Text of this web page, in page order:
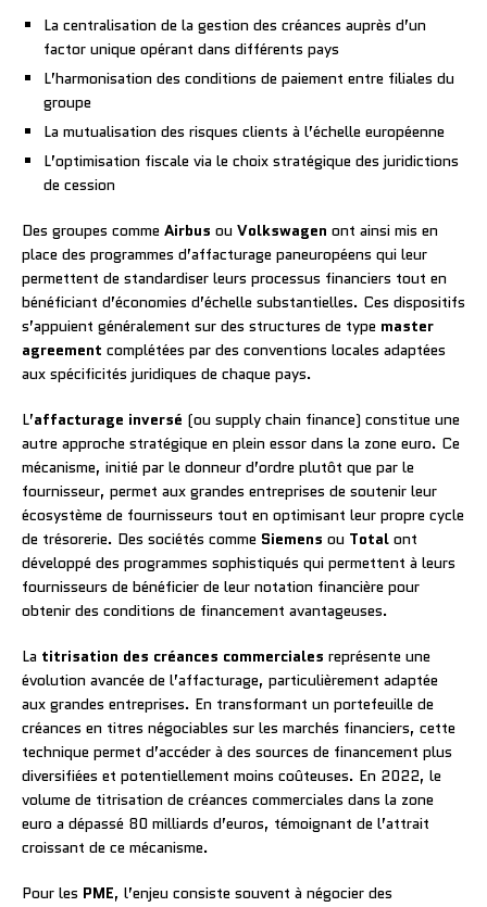
La centralisation de la gestion des créances auprès d’un
factor unique opérant dans différents pays
L’harmonisation des conditions de paiement entre filiales du
groupe
La mutualisation des risques clients à l’échelle européenne
L’optimisation fiscale via le choix stratégique des juridictions
de cession
Des groupes comme Airbus ou Volkswagen ont ainsi mis en
place des programmes d’affacturage paneuropéens qui leur
permettent de standardiser leurs processus financiers tout en
bénéficiant d’économies d’échelle substantielles. Ces dispositifs
s’appuient généralement sur des structures de type master
agreement complétées par des conventions locales adaptées
aux spécificités juridiques de chaque pays.
L’affacturage inversé (ou supply chain finance) constitue une
autre approche stratégique en plein essor dans la zone euro. Ce
mécanisme, initié par le donneur d’ordre plutôt que par le
fournisseur, permet aux grandes entreprises de soutenir leur
écosystème de fournisseurs tout en optimisant leur propre cycle
de trésorerie. Des sociétés comme Siemens ou Total ont
développé des programmes sophistiqués qui permettent à leurs
fournisseurs de bénéficier de leur notation financière pour
obtenir des conditions de financement avantageuses.
La titrisation des créances commerciales représente une
évolution avancée de l’affacturage, particulièrement adaptée
aux grandes entreprises. En transformant un portefeuille de
créances en titres négociables sur les marchés financiers, cette
technique permet d’accéder à des sources de financement plus
diversifiées et potentiellement moins coûteuses. En 2022, le
volume de titrisation de créances commerciales dans la zone
euro a dépassé 80 milliards d’euros, témoignant de l’attrait
croissant de ce mécanisme.
Pour les PME, l’enjeu consiste souvent à négocier des